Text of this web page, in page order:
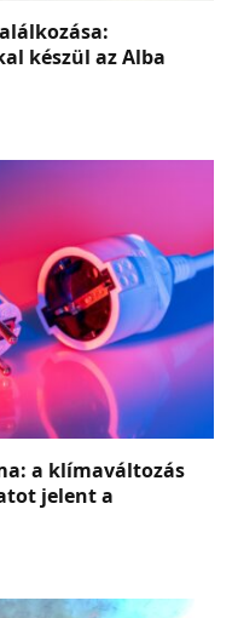
készül az Alba
a klímaváltozás
jelent a